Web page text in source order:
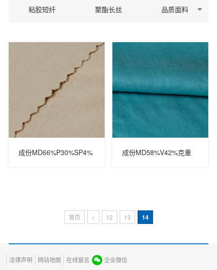
粘胶短纤 聚酯长丝 品质面料
成份MD66%P30%SP4% 成份MD58%V42%克重
首页 < 12 13 14
法律声明 网站地图 在线留言
企业微信